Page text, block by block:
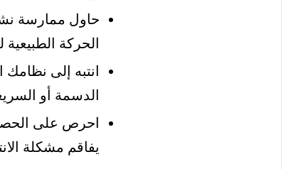
حاول ممارسة
الحركة الطبيعية
انتبه إلى
الدسمة أو
احرص على
يفاقم مشكلة